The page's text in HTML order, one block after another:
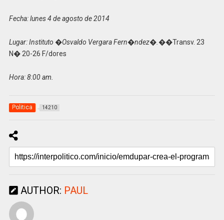
Fecha: lunes 4 de agosto de 2014
Lugar: Instituto �Osvaldo Vergara Fern�ndez�.��Transv. 23
N� 20-26 F/dores
Hora: 8:00 am.
Politica 14210
AUTHOR: PAUL